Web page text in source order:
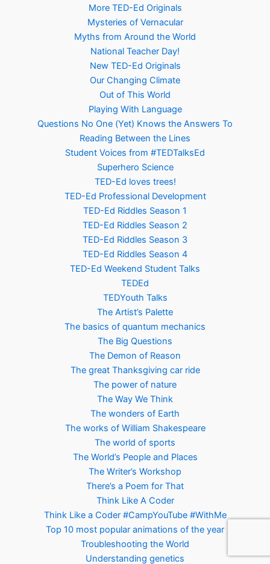
More TED-Ed Originals
Mysteries of Vernacular
Myths from Around the World
National Teacher Day!
New TED-Ed Originals
Our Changing Climate
Out of This World
Playing With Language
Questions No One (Yet) Knows the Answers To
Reading Between the Lines
Student Voices from #TEDTalksEd
Superhero Science
TED-Ed loves trees!
TED-Ed Professional Development
TED-Ed Riddles Season 1
TED-Ed Riddles Season 2
TED-Ed Riddles Season 3
TED-Ed Riddles Season 4
TED-Ed Weekend Student Talks
TEDEd
TEDYouth Talks
The Artist’s Palette
The basics of quantum mechanics
The Big Questions
The Demon of Reason
The great Thanksgiving car ride
The power of nature
The Way We Think
The wonders of Earth
The works of William Shakespeare
The world of sports
The World’s People and Places
The Writer’s Workshop
There’s a Poem for That
Think Like A Coder
Think Like a Coder #CampYouTube #WithMe
Top 10 most popular animations of the year
Troubleshooting the World
Understanding genetics